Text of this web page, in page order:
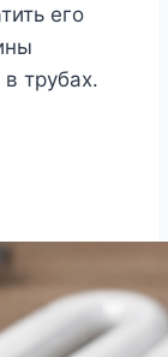
его
трубах.